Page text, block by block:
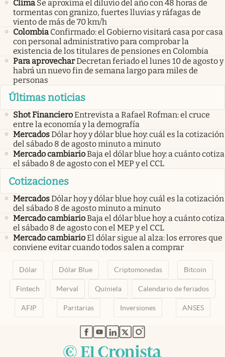
Clima Se aproxima el diluvio del año con 48 horas de
tormentas con granizo, fuertes lluvias y ráfagas de
viento de más de 70 km/h
Colombia Confirmado: el Gobierno visitará casa por casa
con personal administrativo para comprobar la
existencia de los titulares de pensiones en Colombia
Para aprovecharDecretan feriado el lunes 10 de agosto y
habrá un nuevo fin de semana largo para miles de
personas
Últimas noticias
Shot FinancieroEntrevista a Rafael Rofman: el cruce
entre la economía y la demografía
MercadosDólar hoy y dólar blue hoy: cuál es la cotización
del sábado 8 de agosto minuto a minuto
Mercado cambiarioBaja el dólar blue hoy: a cuánto cotiza
el sábado 8 de agosto con el MEP y el CCL
Cotizaciones
MercadosDólar hoy y dólar blue hoy: cuál es la cotización
del sábado 8 de agosto minuto a minuto
Mercado cambiarioBaja el dólar blue hoy: a cuánto cotiza
el sábado 8 de agosto con el MEP y el CCL
Mercado cambiarioEl dólar sigue al alza: los errores que
conviene evitar cuando todos salen a comprar
Dólar Dólar Blue Criptomonedas Bitcoin
Fintech Merval Quiniela Calendario de feriados
AFIP Paritarias Inversiones ANSES
abre en nueva pestaña
abre en nueva pestaña
abre en nueva pestaña
abre en nueva pestaña
abre en nueva pestaña